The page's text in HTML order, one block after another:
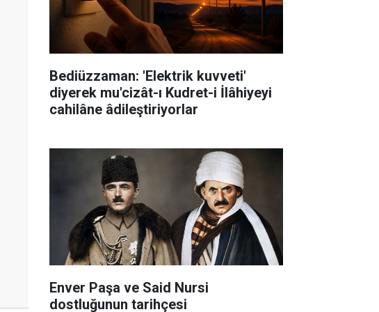
Bediüzzaman: 'Elektrik kuvveti'
diyerek mu'cizât-ı Kudret-i İlâhiyeyi
cahilâne âdileştiriyorlar
Enver Paşa ve Said Nursi
dostluğunun tarihçesi